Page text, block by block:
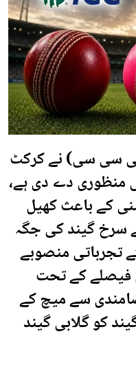
سی سی) نے کرکٹ
منظوری دے دی ہے،
کے باعث کھیل
سرخ گیند کی جگہ
تجرباتی منصوبے
کے تحت
سے میچ کے
کو گلابی گیند